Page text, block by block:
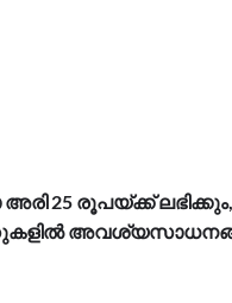
അരി 25 രൂപയ്ക്ക്